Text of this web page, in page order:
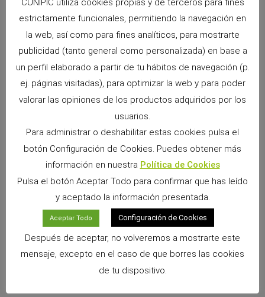
Alimentación natural y cuidados esenciales del conejo en casa ¿Cómo saber si tu mascota es feliz? Descubre las principales señales de bienestar en conejos, cobayas y otros pequeños animales.
Snacks Alpha Pro: 6 sabores irresistibles para
premiar a tu pequeño
No hay comentarios
Si convives con un conejo, cobaya, chinchilla, degú o cualquier
otro pequeño mamífero herbívoro, sabrás que los premios
CUNIPIC utiliza cookies propias y de terceros para fines
estrictamente funcionales, permitiendo la navegación en
la web, así como para fines analíticos, para mostrarte
publicidad (tanto general como personalizada) en base a
un perfil elaborado a partir de tu hábitos de navegación (p.
ej. páginas visitadas), para optimizar la web y para poder
valorar las opiniones de los productos adquiridos por los
usuarios.
Para administrar o deshabilitar estas cookies pulsa el
botón Configuración de Cookies. Puedes obtener más
información en nuestra Política de Cookies
Pulsa el botón Aceptar Todo para confirmar que has leído
y aceptado la información presentada.
Aceptar Todo Configuración de Cookies
Después de aceptar, no volveremos a mostrarte este
mensaje, excepto en el caso de que borres las cookies
de tu dispositivo.